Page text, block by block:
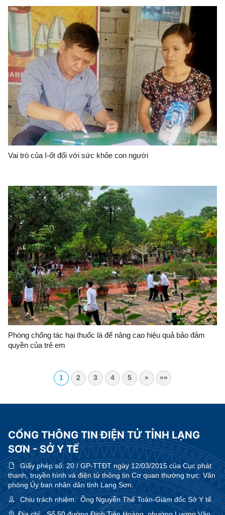
Vai trò của I-ốt đối với sức khỏe con người
Phòng chống tác hại thuốc lá để nâng cao hiệu quả bảo đảm
quyền của trẻ em
1 2 3 4 5 » »»
CỔNG THÔNG TIN ĐIỆN TỬ TỈNH LẠNG
SƠN - SỞ Y TẾ
Giấy phép số:20 / GP-TTĐT ngày 12/03/2015 của Cục phát
thanh, truyền hình và điện tử thông tin Cơ quan thường trực: Văn
phòng Ủy ban nhân dân tỉnh Lạng Sơn.
Chịu trách nhiệm:Ông Nguyễn Thế Toàn-Giám đốc Sở Y tế